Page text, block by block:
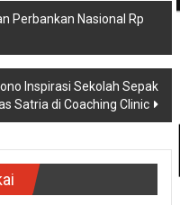
Perbankan Nasional Rp
Inspirasi Sekolah Sepak
Satria di Coaching Clinic